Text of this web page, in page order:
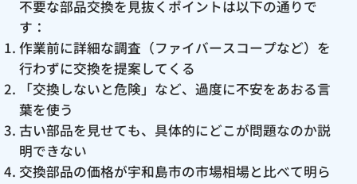
不要な部品交換を見抜くポイントは以下の通りで
す：
作業前に詳細な調査（ファイバースコープなど）を
行わずに交換を提案してくる
「交換しないと危険」など、過度に不安をあおる言
葉を使う
古い部品を見せても、具体的にどこが問題なのか説
明できない
交換部品の価格が宇和島市の市場相場と比べて明ら